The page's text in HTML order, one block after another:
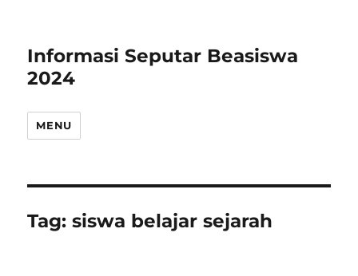
Informasi Seputar Beasiswa
2024
MENU
Tag:siswa belajar sejarah